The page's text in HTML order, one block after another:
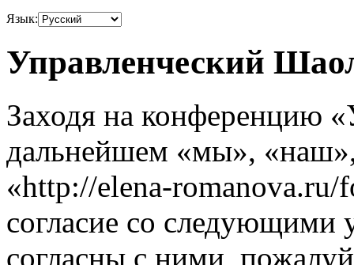
Язык:
Управленческий
Заходя на конференцию
дальнейшем «мы»,
«http://elena-romanova.ru/
согласие со следующими
согласны с ними,